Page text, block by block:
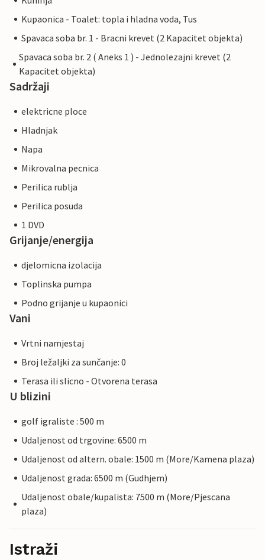
Kupaonica - Toalet: topla i hladna voda, Tus
Spavaca soba br. 1 - Bracni krevet (2 Kapacitet objekta)
Spavaca soba br. 2 ( Aneks 1 ) - Jednolezajni krevet (2
Kapacitet objekta)
Sadržaji
elektricne ploce
Hladnjak
Napa
Mikrovalna pecnica
Perilica rublja
Perilica posuda
1 DVD
Grijanje/energija
djelomicna izolacija
Toplinska pumpa
Podno grijanje u kupaonici
Vani
Vrtni namjestaj
Broj ležaljki za sunčanje: 0
Terasa ili slicno - Otvorena terasa
U blizini
golf igraliste : 500 m
Udaljenost od trgovine: 6500 m
Udaljenost od altern. obale: 1500 m (More/Kamena plaza)
Udaljenost grada: 6500 m (Gudhjem)
Udaljenost obale/kupalista: 7500 m (More/Pjescana
plaza)
Istraži